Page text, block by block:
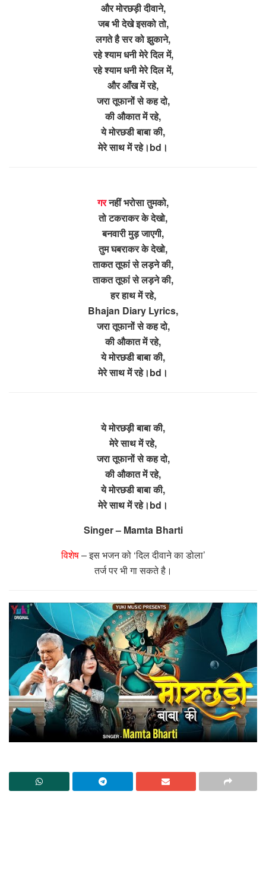
और मोरछड़ी दीवाने,
जब भी देखे इसको तो,
लगते है सर को झुकाने,
रहे श्याम धनी मेरे दिल में,
रहे श्याम धनी मेरे दिल में,
और आँख में रहे,
जरा तूफानों से कह दो,
की औकात में रहे,
ये मोरछडी बाबा की,
मेरे साथ में रहे।bd।
गरनहीं भरोसा तुमको,
तो टकराकर के देखो,
बनवारी मुड़ जाएगी,
तुम घबराकर के देखो,
ताकत तूफां से लड़ने की,
ताकत तूफां से लड़ने की,
हर हाथ में रहे,
Bhajan Diary Lyrics,
जरा तूफानों से कह दो,
की औकात में रहे,
ये मोरछडी बाबा की,
मेरे साथ में रहे।bd।
ये मोरछड़ी बाबा की,
मेरे साथ में रहे,
जरा तूफानों से कह दो,
की औकात में रहे,
ये मोरछडी बाबा की,
मेरे साथ में रहे।bd।
Singer – Mamta Bharti
विशेष– इस भजन को ‘दिल दीवाने का डोला’
तर्ज पर भी गा सकते है।